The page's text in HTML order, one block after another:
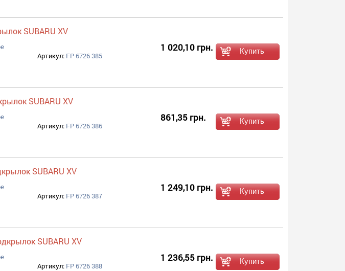
SUBARU XV
Артикул: FP 6726 385
1 020,10 грн.
SUBARU XV
Артикул: FP 6726 386
861,35 грн.
SUBARU XV
Артикул: FP 6726 387
1 249,10 грн.
SUBARU XV
Артикул: FP 6726 388
1 236,55 грн.